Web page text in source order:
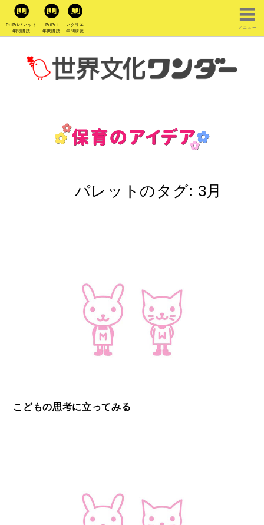
PriPriパレット
年間購読
PriPri
年間購読
レクリエ
年間購読
メニュー
パレットのタグ: 3月
こどもの思考に立ってみる